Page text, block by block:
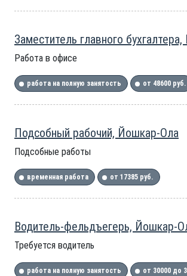
Заместитель главного
Работа в офисе
работа на полную занятость от 48600 руб.
Подсобный рабочий, Йошкар-Ола
Подсобные работы
временная работа от 17385 руб.
Водитель-фельдъегерь, Йошкар-
Требуется водитель
работа на полную занятость от 30000 до